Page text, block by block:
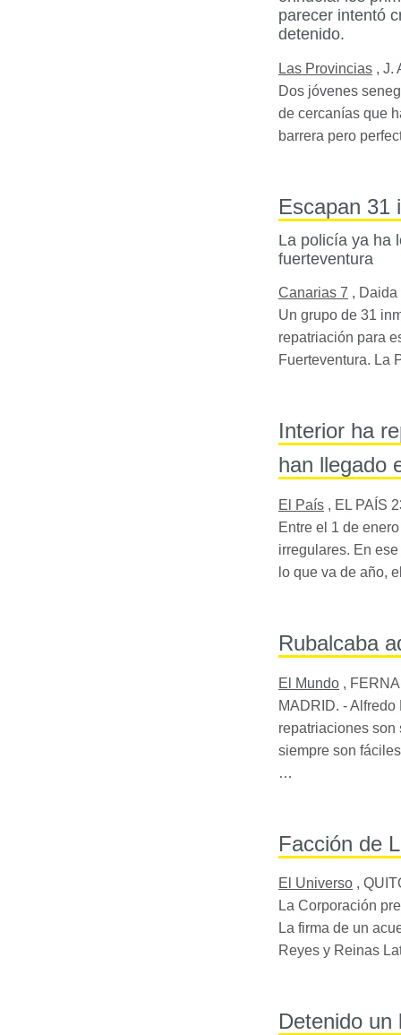
parecer intentó
detenido.
Las Provincias , J.
Dos jóvenes
de cercanías que
barrera pero
Escapan 31
La policía ya ha
fuerteventura
Canarias 7 , Daida
Un grupo de 31
repatriación para
Fuerteventura. La
Interior ha
han llegado
El País , EL PAÍS
Entre el 1 de
irregulares. En
lo que va de año,
Rubalcaba
El Mundo ,
MADRID. -
repatriaciones
siempre son
…
Facción de
El Universo ,
La Corporación
La firma de un
Reyes y Reinas
Detenido un